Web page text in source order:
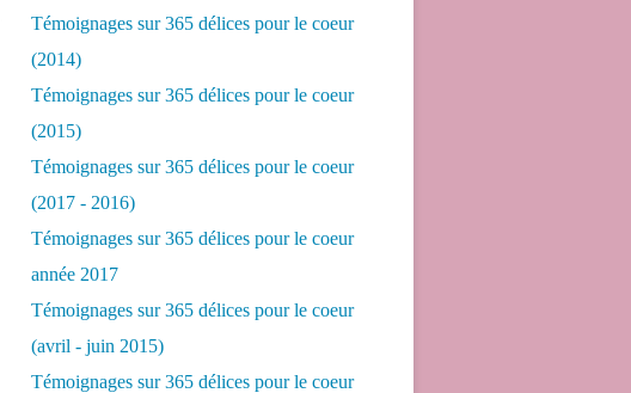
Témoignages sur 365 délices pour le coeur
(2014)
Témoignages sur 365 délices pour le coeur
(2015)
Témoignages sur 365 délices pour le coeur
(2017 - 2016)
Témoignages sur 365 délices pour le coeur
année 2017
Témoignages sur 365 délices pour le coeur
(avril - juin 2015)
Témoignages sur 365 délices pour le coeur